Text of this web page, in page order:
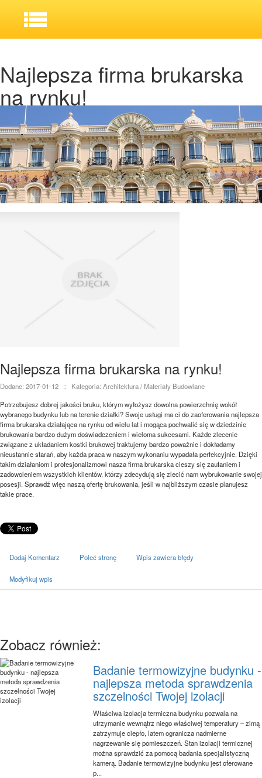
Najlepsza firma brukarska
na rynku!
Najlepsza firma brukarska na rynku!
Dodane: 2017-01-12 ::
Kategoria: Architektura / Materiały Budowlane
Potrzebujesz dobrej jakości bruku, którym wyłożysz dowolna powierzchnię wokół
wybranego budynku lub na terenie działki? Swoje usługi ma ci do zaoferowania najlepsza
firma brukarska działająca na rynku od wielu lat i mogąca pochwalić się w dziedzinie
brukowania bardzo dużym doświadczeniem i wieloma sukcesami. Każde zlecenie
związane z układaniem kostki brukowej traktujemy bardzo poważnie i dokładamy
nieustannie starań, aby każda praca w naszym wykonaniu wypadała perfekcyjnie. Dzięki
takim działaniom i profesjonalizmowi nasza firma brukarska cieszy się zaufaniem i
zadowoleniem wszystkich klientów, którzy zdecydują się zlecić nam wybrukowanie swojej
posesji. Sprawdź więc naszą ofertę brukowania, jeśli w najbliższym czasie planujesz
takie prace.
Dodaj Komentarz Poleć stronę Wpis zawiera błędy
Modyfikuj wpis
Zobacz również:
Badanie termowizyjne budynku -
najlepsza metoda sprawdzenia
szczelności Twojej izolacji
Właściwa izolacja termiczna budynku pozwala na
utrzymanie wewnątrz niego właściwej temperatury – zimą
zatrzymuje ciepło, latem ogranicza nadmierne
nagrzewanie się pomieszczeń. Stan izolacji termicznej
można sprawdzić za pomocą badania specjalistyczną
kamerą. Badanie termowizyjne budynku jest oferowane
p...